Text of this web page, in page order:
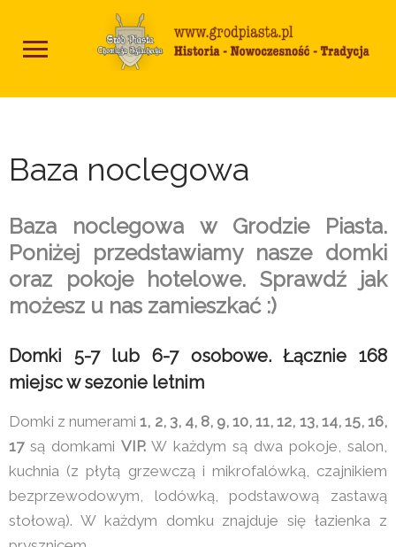
Baza noclegowa
Baza noclegowa w Grodzie Piasta.
Poniżej przedstawiamy nasze domki
oraz pokoje hotelowe. Sprawdź jak
możesz u nas zamieszkać :)
Domki 5-7 lub 6-7 osobowe. Łącznie 168
miejsc w sezonie letnim
Domki z numerami1, 2, 3, 4, 8, 9, 10, 11, 12, 13, 14, 15, 16,
17są domkamiVIP. W każdym są dwa pokoje, salon,
kuchnia (z płytą grzewczą i mikrofalówką, czajnikiem
bezprzewodowym, lodówką, podstawową zastawą
stołową). W każdym domku znajduje się łazienka z